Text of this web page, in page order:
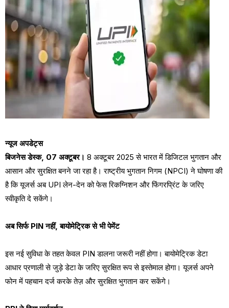
न्यूज अपडेट्स
बिजनेस डेस्क, 07 अक्टूबर। 8 अक्टूबर 2025 से भारत में डिजिटल भुगतान और
आसान और सुरक्षित बनने जा रहा है। राष्ट्रीय भुगतान निगम (NPCI) ने घोषणा की
है कि यूजर्स अब UPI लेन-देन को फेस रिकग्निशन और फिंगरप्रिंट के जरिए
स्वीकृति दे सकेंगे।
अब सिर्फ PIN नहीं, बायोमेट्रिक से भी पेमेंट
इस नई सुविधा के तहत केवल PIN डालना जरूरी नहीं होगा। बायोमेट्रिक डेटा
आधार प्रणाली से जुड़े डेटा के जरिए सुरक्षित रूप से इस्तेमाल होगा। यूजर्स अपने
फोन में पहचान दर्ज करके तेज़ और सुरक्षित भुगतान कर सकेंगे।